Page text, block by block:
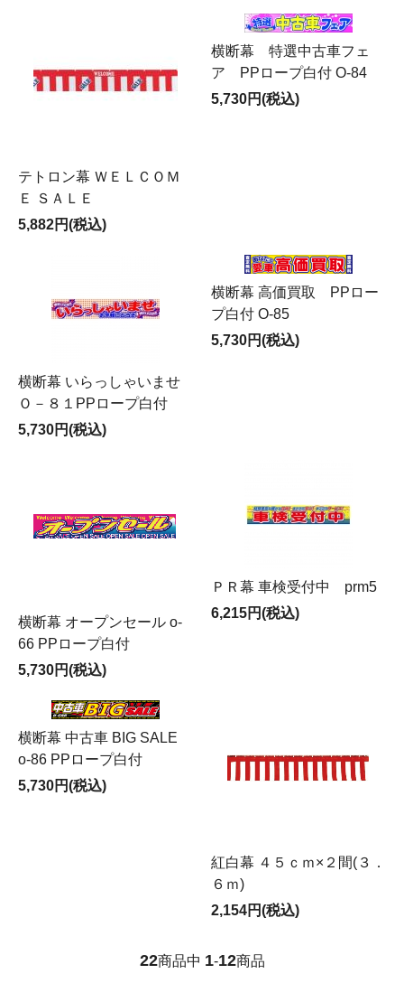
テトロン幕 ＷＥＬＣＯＭ
Ｅ ＳＡＬＥ
5,882円(税込)
横断幕 特選中古車フェ
ア PPロープ白付 O-84
5,730円(税込)
横断幕 いらっしゃいませ
Ｏ－８１PPロープ白付
5,730円(税込)
横断幕 高価買取 PPロー
プ白付 O-85
5,730円(税込)
横断幕 オープンセール o-
66 PPロープ白付
5,730円(税込)
ＰＲ幕 車検受付中 prm5
6,215円(税込)
横断幕 中古車 BIG SALE
o-86 PPロープ白付
5,730円(税込)
紅白幕 ４５ｃｍ×２間(３．
６ｍ)
2,154円(税込)
22商品中 1-12商品